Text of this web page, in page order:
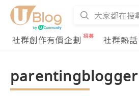
社群創作有價企劃
社群熱話
parentingblogger